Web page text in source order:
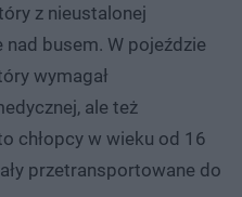
z nieustalonej
nad busem. W pojeździe
wymagał
ale też
chłopcy w wieku od 16
przetransportowane do